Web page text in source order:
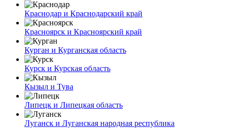
Краснодар и Краснодарский край
Красноярск и Красноярский край
Курган и Курганская область
Курск и Курская область
Кызыл и Тува
Липецк и Липецкая область
Луганск и Луганская народная республика